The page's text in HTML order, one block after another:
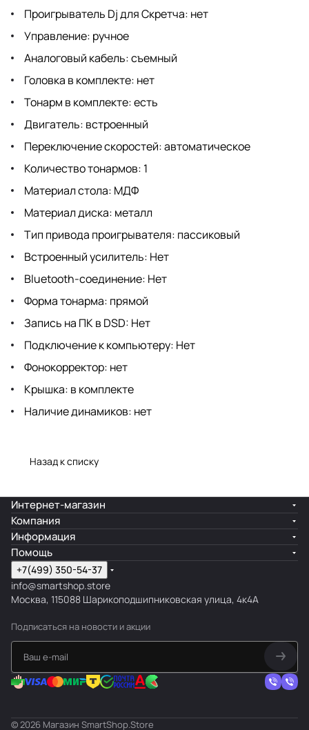
Проигрыватель Dj для Скретча: нет
Управление: ручное
Аналоговый кабель: съемный
Головка в комплекте: нет
Тонарм в комплекте: есть
Двигатель: встроенный
Переключение скоростей: автоматическое
Количество тонармов: 1
Материал стола: МДФ
Материал диска: металл
Тип привода проигрывателя: пассиковый
Встроенный усилитель: Нет
Bluetooth-соединение: Нет
Форма тонарма: прямой
Запись на ПК в DSD: Нет
Подключение к компьютеру: Нет
Фонокорректор: нет
Крышка: в комплекте
Наличие динамиков: нет
Назад к списку
Интернет-магазин
Компания
Информация
Помощь
+7(499) 350-54-37
info@smartshop.store
Москва, 115088 Шарикоподшипниковская улица, 4к4А
Подписаться на новости и акции
© 2026 Магазин SmartShop.Store